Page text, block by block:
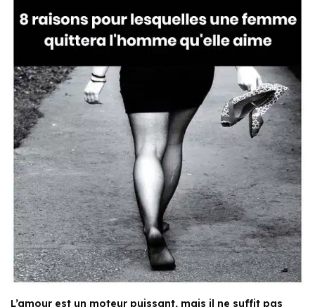
L’amour est un moteur puissant, mais il ne suffit pas